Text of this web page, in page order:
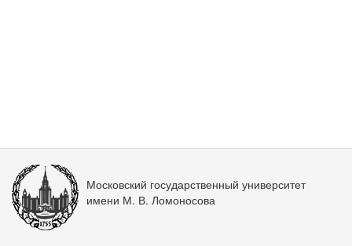
Московский государственный университет
имени М. В. Ломоносова